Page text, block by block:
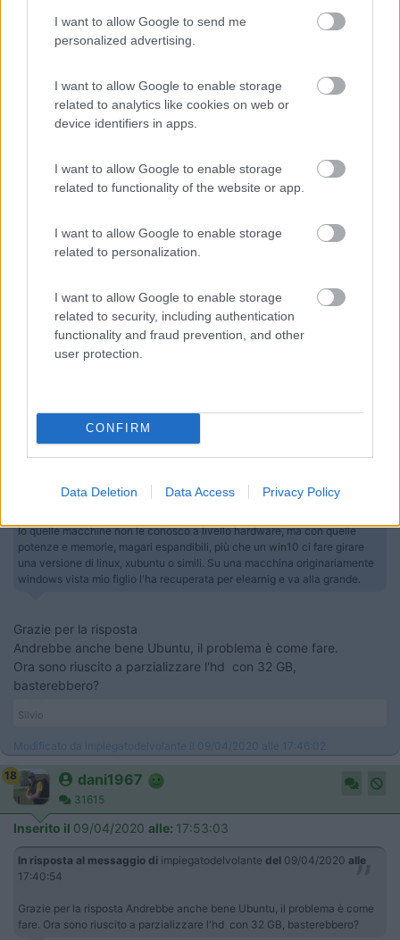
I want to allow Google to send me
personalized advertising.
I want to allow Google to enable storage
related to analytics like cookies on web or
device identifiers in apps.
I want to allow Google to enable storage
related to functionality of the website or app.
I want to allow Google to enable storage
related to personalization.
I want to allow Google to enable storage
related to security, including authentication
functionality and fraud prevention, and other
user protection.
CONFIRM
Data Deletion Data Access Privacy Policy
Inserito il09/04/2020 alle:17:36:12
Io quelle macchine non le conosco a livello hardware, ma con
ci fare girare una versione di linux, xubuntu o simili. Su una
macchina originariamente windows vista mio figlio l'ha
https://paroleostili.it/manifesto/
Per quel che mi riguarda, io viaggio non per andare da qualche parte, ma per
impiegatodel...
In risposta al messaggio di dani1967del09/04/2020alle 17:36:12
Io quelle macchine non le conosco a livello hardware, ma con quelle
potenze e memorie, magari espandibili, più che un win10 ci fare girare
una versione di linux, xubuntu o simili. Su una macchina originariamente
windows vista mio figlio l'ha recuperata per elearnig e va alla grande.
Grazie per la risposta
Andrebbe anche bene Ubuntu, il problema è come fare.
Ora sono riuscito a parzializzare l'hd con 32 GB,
basterebbero?
Silvio
Modificato da impiegatodelvolante il 09/04/2020 alle 17:46:02
18 dani1967
31615
Inserito il 09/04/2020 alle: 17:53:03
In risposta al messaggio di impiegatodelvolante del 09/04/2020 alle
17:40:54
Grazie per la risposta Andrebbe anche bene Ubuntu, il problema è come
fare. Ora sono riuscito a parzializzare l'hd con 32 GB, basterebbero?